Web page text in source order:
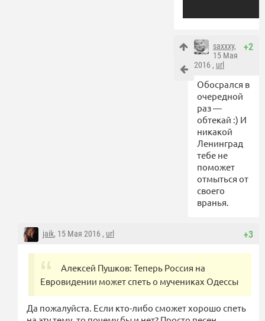
+2
saxxxy,
15 Мая
2016 , url
Обосрался в
очередной
раз —
обтекай :) И
никакой
Ленинград
тебе не
поможет
отмыться от
своего
вранья.
+3
jaik, 15 Мая 2016 , url
Алексей Пушков: Теперь Россия на
Евровидении может спеть о мучениках Одессы
Да пожалуйста. Если кто-либо сможет хорошо спеть